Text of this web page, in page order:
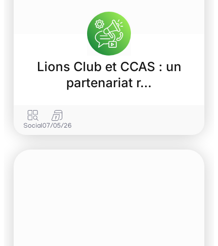
Lions Club et CCAS : un
partenariat r…
Social07/05/26